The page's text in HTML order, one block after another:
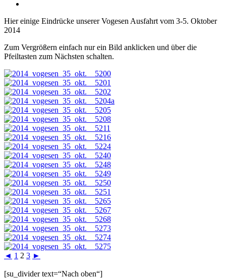
Bild
Hier einige Eindrücke unserer Vogesen Ausfahrt vom 3-5. Oktober
2014
Zum Vergrößern einfach nur ein Bild anklicken und über die
Pfeiltasten zum Nächsten schalten.
◄ 1 2 3 ►
[su_divider text=“Nach oben“]